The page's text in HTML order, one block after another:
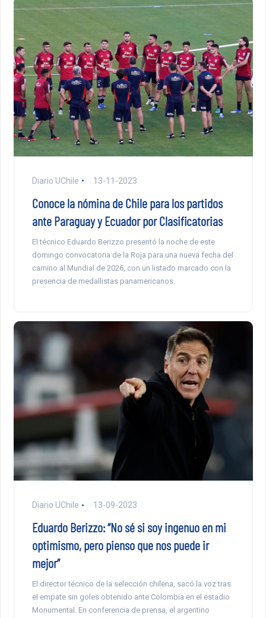
Diario UChile 13-11-2023
Conoce la nómina de Chile para los partidos
ante Paraguay y Ecuador por Clasificatorias
El técnico Eduardo Berizzo presentó la noche de este
domingo convocatoria de la Roja para una nueva fecha del
camino al Mundial de 2026, con un listado marcado con la
presencia de medallistas panamericanos.
Diario UChile 13-09-2023
Eduardo Berizzo: “No sé si soy ingenuo en mi
optimismo, pero pienso que nos puede ir
mejor”
El director técnico de la selección chilena, sacó la voz tras
el empate sin goles obtenido ante Colombia en el estadio
Monumental. En conferencia de prensa, el argentino